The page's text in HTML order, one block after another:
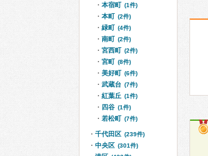
本宿町 (1件)
本町 (2件)
緑町 (4件)
南町 (2件)
宮西町 (2件)
宮町 (8件)
美好町 (6件)
武蔵台 (7件)
紅葉丘 (1件)
四谷 (1件)
若松町 (7件)
千代田区 (239件)
中央区 (301件)